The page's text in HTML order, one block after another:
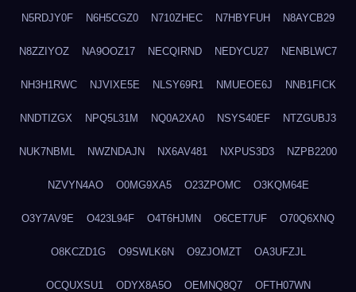
N5RDJY0F N6H5CGZ0 N710ZHEC N7HBYFUH N8AYCB29
N8ZZIYOZ NA9OOZ17 NECQIRND NEDYCU27 NENBLWC7
NH3H1RWC NJVIXE5E NLSY69R1 NMUEOE6J NNB1FICK
NNDTIZGX NPQ5L31M NQ0A2XA0 NSYS40EF NTZGUBJ3
NUK7NBML NWZNDAJN NX6AV481 NXPUS3D3 NZPB2200
NZVYN4AO O0MG9XA5 O23ZPOMC O3KQM64E
O3Y7AV9E O423L94F O4T6HJMN O6CET7UF O70Q6XNQ
O8KCZD1G O9SWLK6N O9ZJOMZT OA3UFZJL
OCQUXSU1 ODYX8A5O OEMNQ8Q7 OFTH07WN